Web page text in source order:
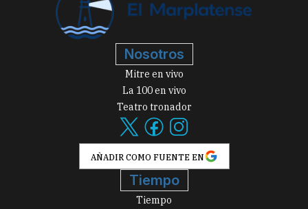
Nosotros
Mitre en vivo
La 100 en vivo
Teatro tronador
AÑADIR COMO FUENTE EN
Tiempo
Tiempo